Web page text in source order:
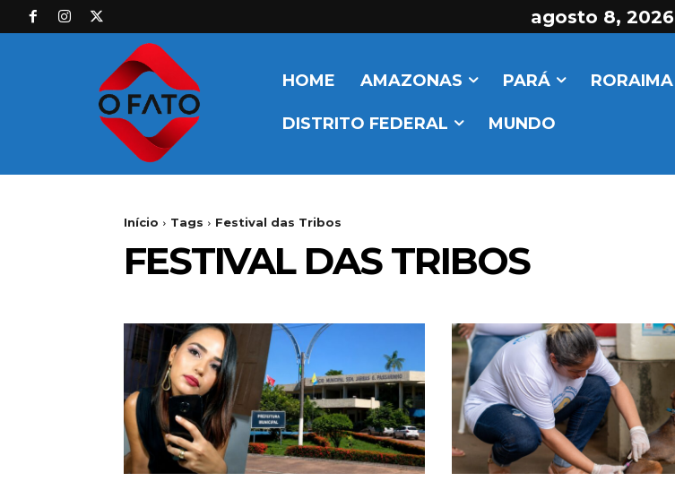
agosto 8, 2026
HOME AMAZONAS PARÁ RORAIMA
DISTRITO FEDERAL MUNDO
Início Tags Festival das Tribos
FESTIVAL DAS TRIBOS